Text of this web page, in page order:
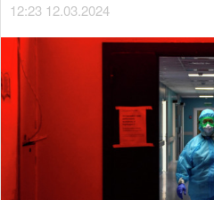
12:23 12.03.2024